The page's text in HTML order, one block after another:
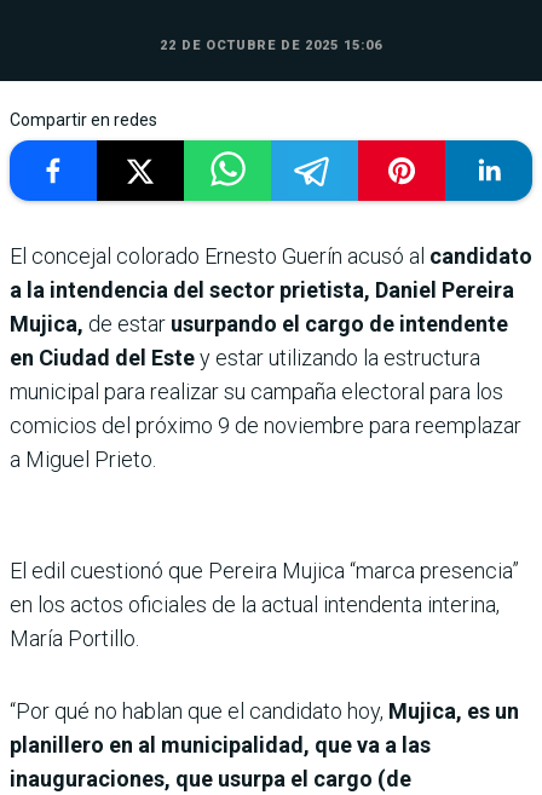
22 DE OCTUBRE DE 2025 15:06
Compartir en redes
El concejal colorado Ernesto Guerín acusó al candidato
a la intendencia del sector prietista, Daniel Pereira
Mujica, de estar usurpando el cargo de intendente
en Ciudad del Estey estar utilizando la estructura
municipal para realizar su campaña electoral para los
comicios del próximo 9 de noviembre para reemplazar
a Miguel Prieto.
El edil cuestionó que Pereira Mujica “marca presencia”
en los actos oficiales de la actual intendenta interina,
María Portillo.
“Por qué no hablan que el candidato hoy, Mujica, es un
planillero en al municipalidad, que va a las
inauguraciones, que usurpa el cargo (de